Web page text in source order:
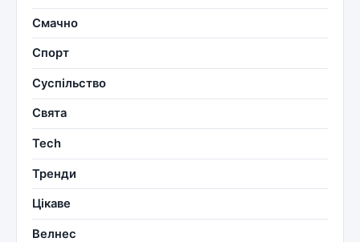
Смачно
Спорт
Суспільство
Свята
Tech
Тренди
Цікаве
Велнес